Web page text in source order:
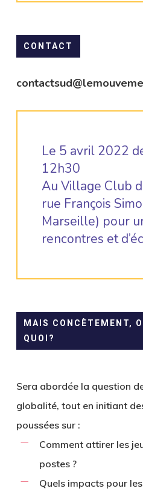
CONTACT
Le 5 avril 2022
12h30
Au Village Club
rue François
Marseille) pour
rencontres et
MAIS CONCÈTEMENT,
QUOI?
Sera abordée la question
globalité, tout en initiant
poussées sur :
Comment attirer les
postes ?
Quels impacts pour